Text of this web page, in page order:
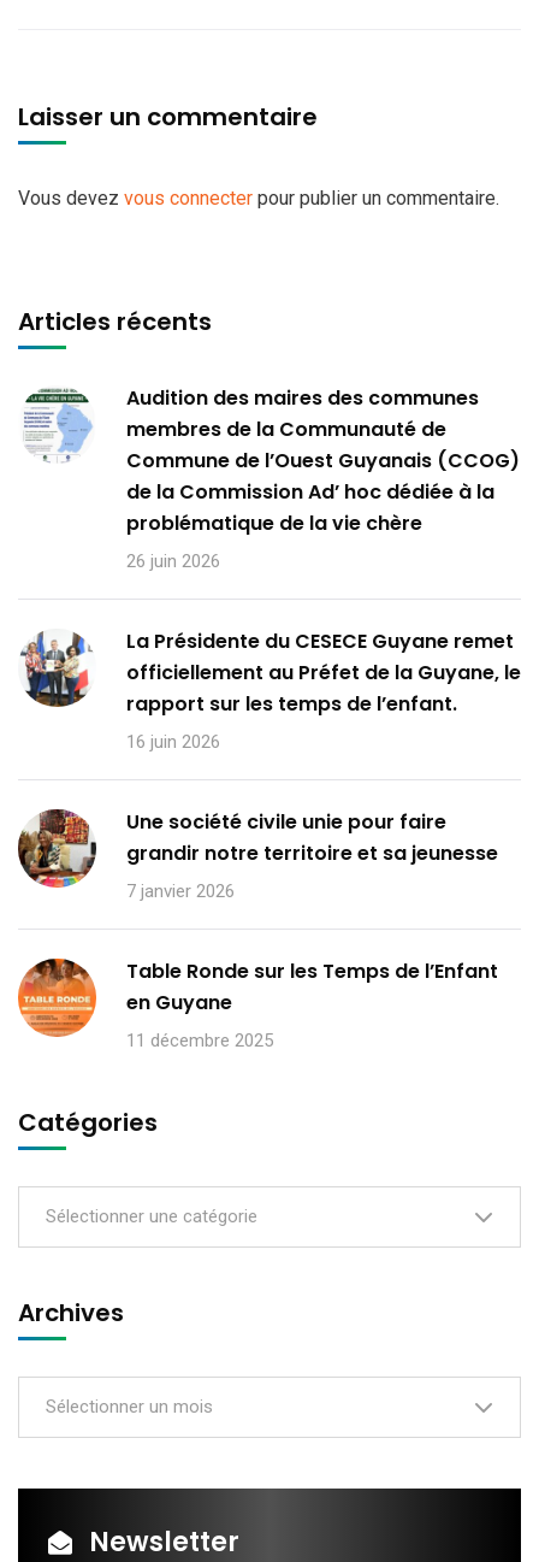
Laisser un commentaire
Vous devez vous connecter pour publier un commentaire.
Articles récents
Audition des maires des communes
membres de la Communauté de
Commune de l’Ouest Guyanais (CCOG)
de la Commission Ad’ hoc dédiée à la
problématique de la vie chère
26 juin 2026
La Présidente du CESECE Guyane remet
officiellement au Préfet de la Guyane, le
rapport sur les temps de l’enfant.
16 juin 2026
Une société civile unie pour faire
grandir notre territoire et sa jeunesse
7 janvier 2026
Table Ronde sur les Temps de l’Enfant
en Guyane
11 décembre 2025
Catégories
Sélectionner une catégorie
Archives
Sélectionner un mois
Newsletter